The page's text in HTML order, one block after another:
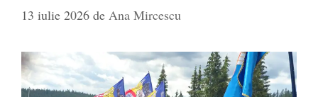
13 iulie 2026 de Ana Mircescu